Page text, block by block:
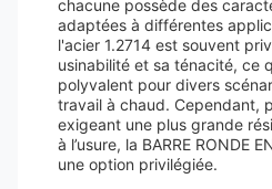
chacune possède des
adaptées à différentes
l'acier 1.2714 est souvent
usinabilité et sa ténacité, ce
polyvalent pour divers
travail à chaud. Cependant,
exigeant une plus grande
à l’usure, la BARRE RONDE
une option privilégiée.